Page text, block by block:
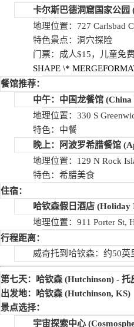
卡尔斯巴德洞窟国家公园
地理位置：727 Carlsbad
特色景点：洞穴探险
门票：成人$15，儿童免费
SHAPE \*
餐馆推荐：
中午：中国龙餐馆(China
地理位置：330 S
特色：中餐
晚上：阿波罗希腊餐馆
地理位置：129 N Rock
特色：希腊美食
住宿：
哈钦森假日酒店(Holiday
地理位置：911 Porter St,
行程距离：
威奇托到哈钦森：约50英
第七天：哈钦森 (Hutchinson) -托
出发地：哈钦森 (Hutchinson, KS)
景点选择：
宇宙探索中心